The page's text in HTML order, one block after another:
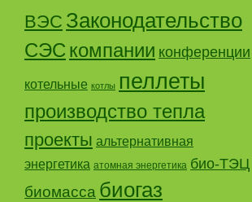
ВЭС Законодательство
СЭС компании конференции
котельные котлы пеллеты
производство тепла
проекты альтернативная
энергетика атомная энергетика био-ТЭЦ
биомасса биогаз